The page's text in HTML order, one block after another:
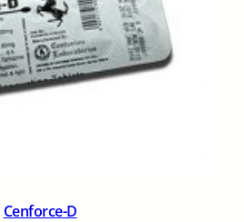
Cenforce-D